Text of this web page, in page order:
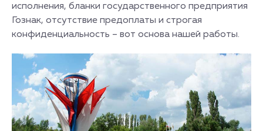
исполнения, бланки государственного предприятия
Гознак, отсутствие предоплаты и строгая
конфиденциальность – вот основа нашей работы.